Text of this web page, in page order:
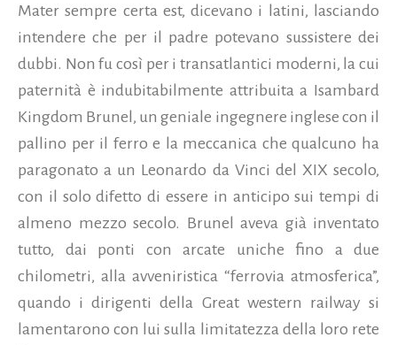
Mater sempre certa est, dicevano i latini, lasciando
intendere che per il padre potevano sussistere dei
dubbi. Non fu così per i transatlantici moderni, la cui
paternità è indubitabilmente attribuita a Isambard
Kingdom Brunel, un geniale ingegnere inglese con il
pallino per il ferro e la meccanica che qualcuno ha
paragonato a un Leonardo da Vinci del XIX secolo,
con il solo difetto di essere in anticipo sui tempi di
almeno mezzo secolo. Brunel aveva già inventato
tutto, dai ponti con arcate uniche fino a due
chilometri, alla avveniristica “ferrovia atmosferica”,
quando i dirigenti della Great western railway si
lamentarono con lui sulla limitatezza della loro rete